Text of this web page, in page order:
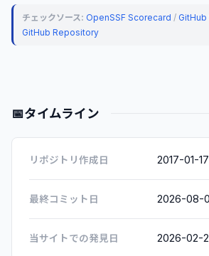
チェックソース: OpenSSF Scorecard /
GitHub Repository
📅タイムライン
リポジトリ作成日 2017-01-17
最終コミット日 2026-08-
当サイトでの発見日 2026-02-